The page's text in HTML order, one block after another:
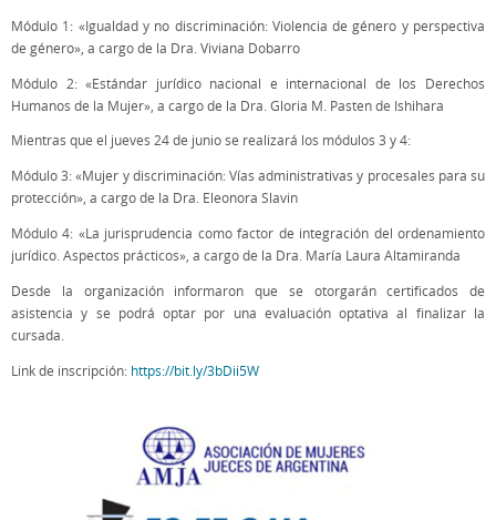
Módulo 1: «Igualdad y no discriminación: Violencia de género y perspectiva
de género», a cargo de la Dra. Viviana Dobarro
Módulo 2: «Estándar jurídico nacional e internacional de los Derechos
Humanos de la Mujer», a cargo de la Dra. Gloria M. Pasten de Ishihara
Mientras que el jueves 24 de junio se realizará los módulos 3 y 4:
Módulo 3: «Mujer y discriminación: Vías administrativas y procesales para su
protección», a cargo de la Dra. Eleonora Slavin
Módulo 4: «La jurisprudencia como factor de integración del ordenamiento
jurídico. Aspectos prácticos», a cargo de la Dra. María Laura Altamiranda
Desde la organización informaron que se otorgarán certificados de
asistencia y se podrá optar por una evaluación optativa al finalizar la
cursada.
Link de inscripción: https://bit.ly/3bDii5W